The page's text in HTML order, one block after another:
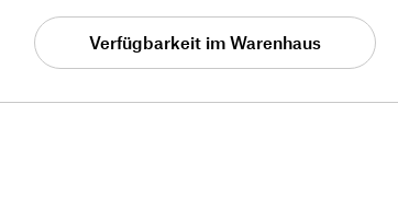
Verfügbarkeit im Warenhaus